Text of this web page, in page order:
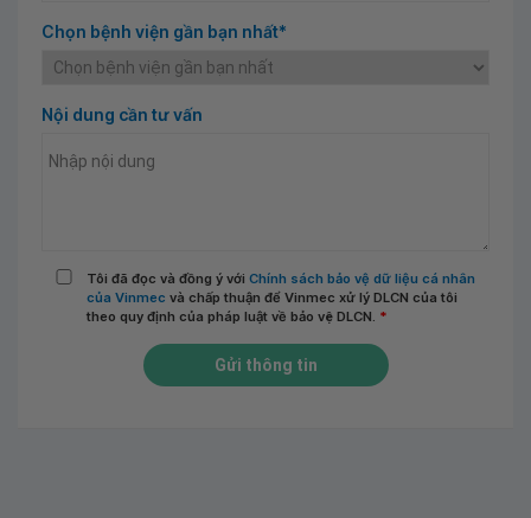
Chọn bệnh viện gần bạn nhất*
Nội dung cần tư vấn
Tôi đã đọc và đồng ý với Chính sách bảo vệ dữ liệu cá nhân
của Vinmec và chấp thuận để Vinmec xử lý DLCN của tôi
theo quy định của pháp luật về bảo vệ DLCN. *
Gửi thông tin